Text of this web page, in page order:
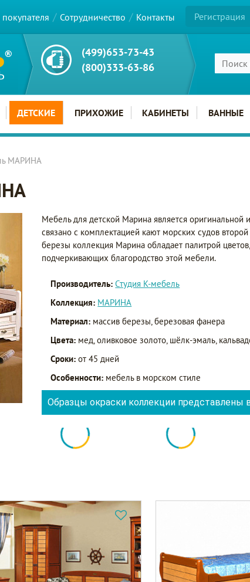
покупателя Сотрудничество Контакты Регистрация
(499)653-73-43
(800)333-63-86
ДЕТСКИЕ ПРИХОЖИЕ КАБИНЕТЫ ВАННЫЕ
МАРИНА
Мебель для детской Марина является
связано с комплектацией кают морских судов
березы коллекция Марина обладает палитрой
подчеркивающих благородство этой мебели.
Производитель: Студия К-мебель
Коллекция: МАРИНА
Материал: массив березы, березовая фанера
Цвета: мед, оливковое золото, шёлк-эмаль,
Сроки: от 45 дней
Особенности: мебель в морском стиле
Образцы окраски коллекции представлены